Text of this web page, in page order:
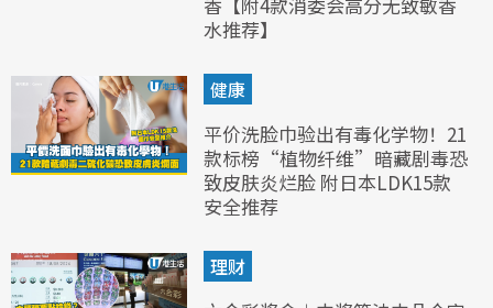
水推荐】
健康
平价洗脸巾验出有毒化学物！21
款标榜“植物纤维”暗藏剧毒恐
致皮肤炎烂脸 附日本LDK15款
安全推荐
理财